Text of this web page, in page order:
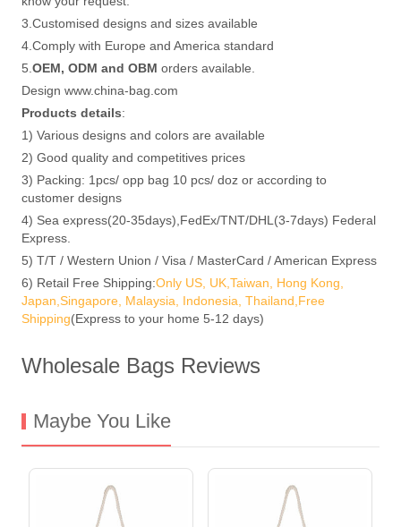
3.Customised designs and sizes available
4.Comply with Europe and America standard
5. OEM, ODM and OBM orders available.
Design www.china-bag.com
Products details:
1) Various designs and colors are available
2) Good quality and competitives prices
3) Packing: 1pcs/ opp bag 10 pcs/ doz or according to
customer designs
4) Sea express(20-35days),FedEx/TNT/DHL(3-7days) Federal
Express.
5) T/T / Western Union / Visa / MasterCard / American Express
6) Retail Free Shipping:Only US, UK,Taiwan, Hong Kong,
Japan,Singapore, Malaysia, Indonesia, Thailand,Free
Shipping(Express to your home 5-12 days)
Wholesale Bags Reviews
Maybe You Like